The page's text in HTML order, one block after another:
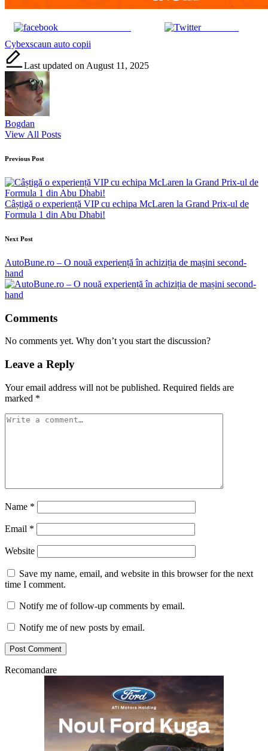
Post on X
Tags:
Cybexscaun auto copii
Last updated on August 11, 2025
Bogdan
View All Posts
Post
navigation
Previous Post
Câștigă o experiență VIP cu echipa McLaren la Grand Prix-ul de
Formula 1 din Abu Dhabi!
Next Post
AutoBune.ro – O nouă experiență în achiziția de mașini second-
hand
Comments
No comments yet. Why don’t you start the discussion?
Leave a Reply
Your email address will not be published. Required fields are
marked *
Name *
Email *
Website
Save my name, email, and website in this browser for the next
time I comment.
Notify me of follow-up comments by email.
Notify me of new posts by email.
Recomandare